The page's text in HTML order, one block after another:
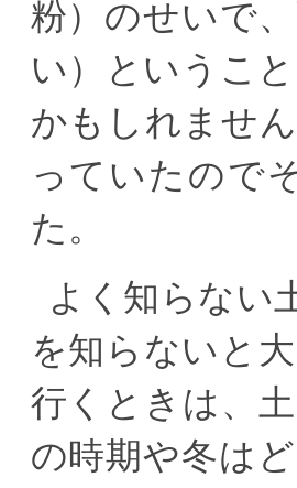
粉）のせいで
い）というこ
かもしれませ
っていたので
た。
よく知らない
を知らないと
行くときは、
の時期や冬は